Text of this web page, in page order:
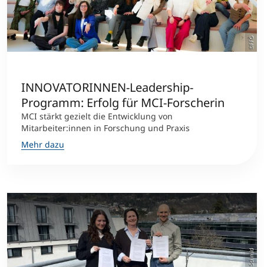
©FFG
INNOVATORINNEN-Leadership-
Programm: Erfolg für MCI-Forscherin
MCI stärkt gezielt die Entwicklung von
Mitarbeiter:innen in Forschung und Praxis
Mehr dazu